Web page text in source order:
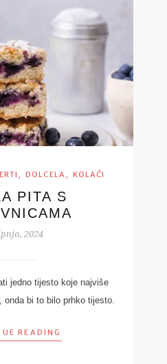
, DOLCELA, KOLAČI
PITA S
2024
jedno tijesto koje najviše
onda bi to bilo prhko tijesto.
READING